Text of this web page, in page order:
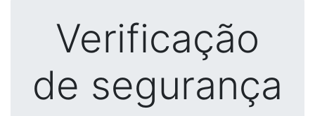
Verificação
de segurança